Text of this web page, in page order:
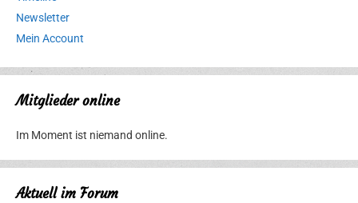
Newsletter
Mein Account
Mitglieder online
Im Moment ist niemand online.
Aktuell im Forum